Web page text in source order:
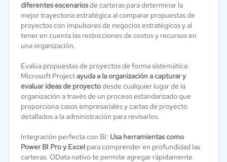
diferentes escenariosde carteras para determinar la
mejor trayectoria estratégica al comparar propuestas de
proyectos con impulsores de negocios estratégicos y al
tener en cuenta las restricciones de costos y recursos en
una organización.
Evalúa propuestas de proyectos de forma sistemática:
Microsoft Projectayuda a la organización a capturar y
evaluar ideas de proyectodesde cualquier lugar de la
organización a través de un proceso estandarizado que
proporciona casos empresariales y cartas de proyecto
detallados a la administración para revisarlos.
Integración perfecta con BI: Usa herramientas como
Power BI Pro y Excel para comprender en profundidad las
carteras. OData nativo te permite agregar rápidamente